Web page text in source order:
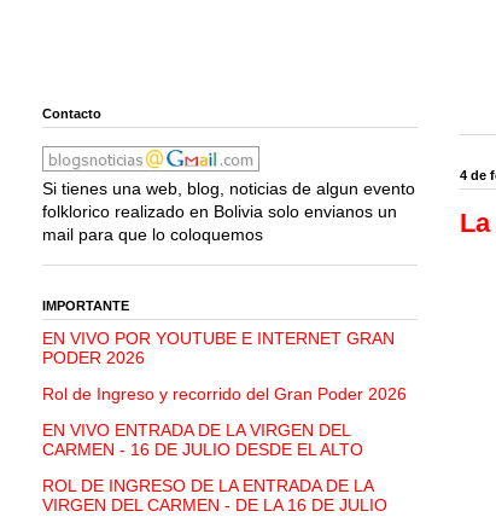
4 de
Contacto
Si tienes una web, blog, noticias de algun evento
folklorico realizado en Bolivia solo envianos un
mail para que lo coloquemos
IMPORTANTE
EN VIVO POR YOUTUBE E INTERNET GRAN
PODER 2026
Rol de Ingreso y recorrido del Gran Poder 2026
EN VIVO ENTRADA DE LA VIRGEN DEL
CARMEN - 16 DE JULIO DESDE EL ALTO
ROL DE INGRESO DE LA ENTRADA DE LA
VIRGEN DEL CARMEN - DE LA 16 DE JULIO